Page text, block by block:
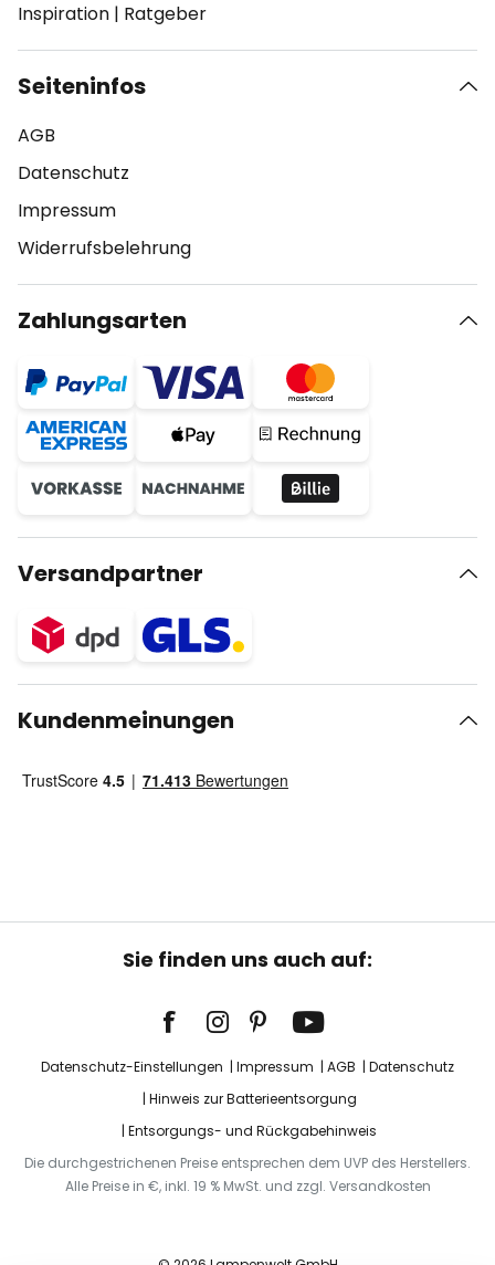
Inspiration | Ratgeber
Seiteninfos
AGB
Datenschutz
Impressum
Widerrufsbelehrung
Zahlungsarten
Versandpartner
Kundenmeinungen
Sie finden uns auch auf:
Datenschutz-Einstellungen Impressum AGB
Datenschutz
Hinweis zur Batterieentsorgung
Entsorgungs- und Rückgabehinweis
Die durchgestrichenen Preise entsprechen dem UVP des Herstellers.
Alle Preise in €, inkl. 19 % MwSt. und zzgl. Versandkosten